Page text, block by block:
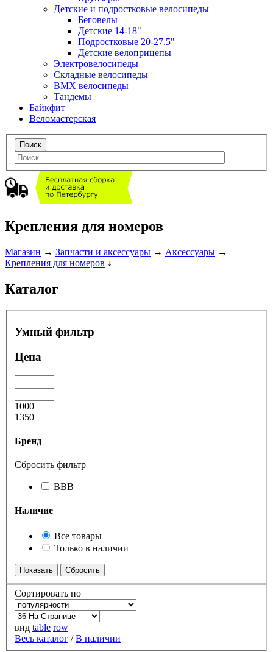
Детские и подростковые велосипеды
Беговелы
Детские 14-18"
Подростковые 20-27.5"
Детские велоприцепы
Электровелосипеды
Складные велосипеды
BMX велосипеды
Тандемы
Байкфит
Веломастерская
Крепления для номеров
Магазин → Запчасти и аксессуары → Аксессуары →
Крепления для номеров ↓
Каталог
Умный фильтр
Цена
1000
1350
Бренд
Сбросить фильтр
BBB
Наличие
Все товары
Только в наличии
Сортировать по
вид table row
Весь каталог /В наличии